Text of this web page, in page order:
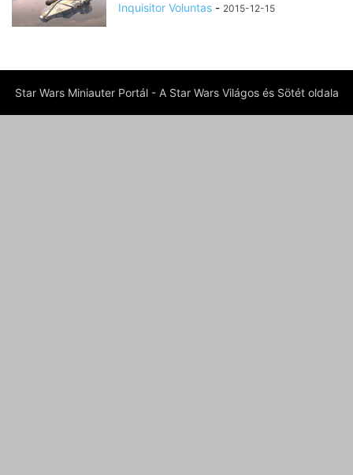
Inquisitor Voluntas - 2015-12-15
Star Wars Miniauter Portál - A Star Wars Világos és Sötét oldala